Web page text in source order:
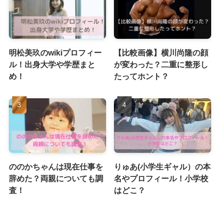
明松美玖のwikiプロフィー
ル！出身大学や学歴まと
め！
【比較画像】横川尚隆の顔
が変わった？二重に整形し
たってホント？
ののかちゃんは現在仕事を
辞めた？両親についても調
査！
りゅあ(小学生ギャル）の本
名やプロフィール！小学校
はどこ？